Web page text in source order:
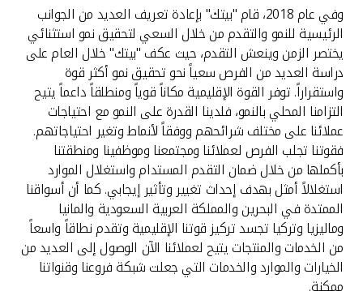
وفي عام 2018، قام "بيتك" بإعادة تعريف العديد من الجوانب
الرئيسية للنمو والتقدم من خلال السعي لتحقيق نمو استثنائي
يختصر الزمن وينعش التقدم، حيث عكف "بيتك" خلال العام على
دراسة العديد من الفرص سعياً نحو تحقيق نمو أكثر قوة
واستقراراً. توفر القوة الإقليمية مكاناً قوياً ومنطلقاً داعماً يتيح
التزامنا المحلي بالنمو، فلدينا القدرة على النمو مع احتياجات
عملائنا على مختلف شرائحهم ووفقاً لأنماط وتغير احتياجاتهم.
فقوتنا تجلب الفرص لعملائنا ومجتمعنا وموظفينا ومنطقتنا
بأكملها من خلال ضمان التقدم المستدام واستغلال الموارد
استغلالاً أمثل بهدف إحداث تغيير وتأثير إيجابي. كما أن أسواقنا
الممتدة في البحرين والمملكة العربية السعودية والمانيا
وماليزيا وتركيا تجسد تركيز قوتنا الإقليمية وتقدم نطاقاً واسعاً
من الخدمات والمنتجات يتيح لعملائنا الآن الوصول إلى العديد من
الخيارات والموارد والخدمات التي جعلت شبكة فروعنا وقنواتنا
ممكنة.